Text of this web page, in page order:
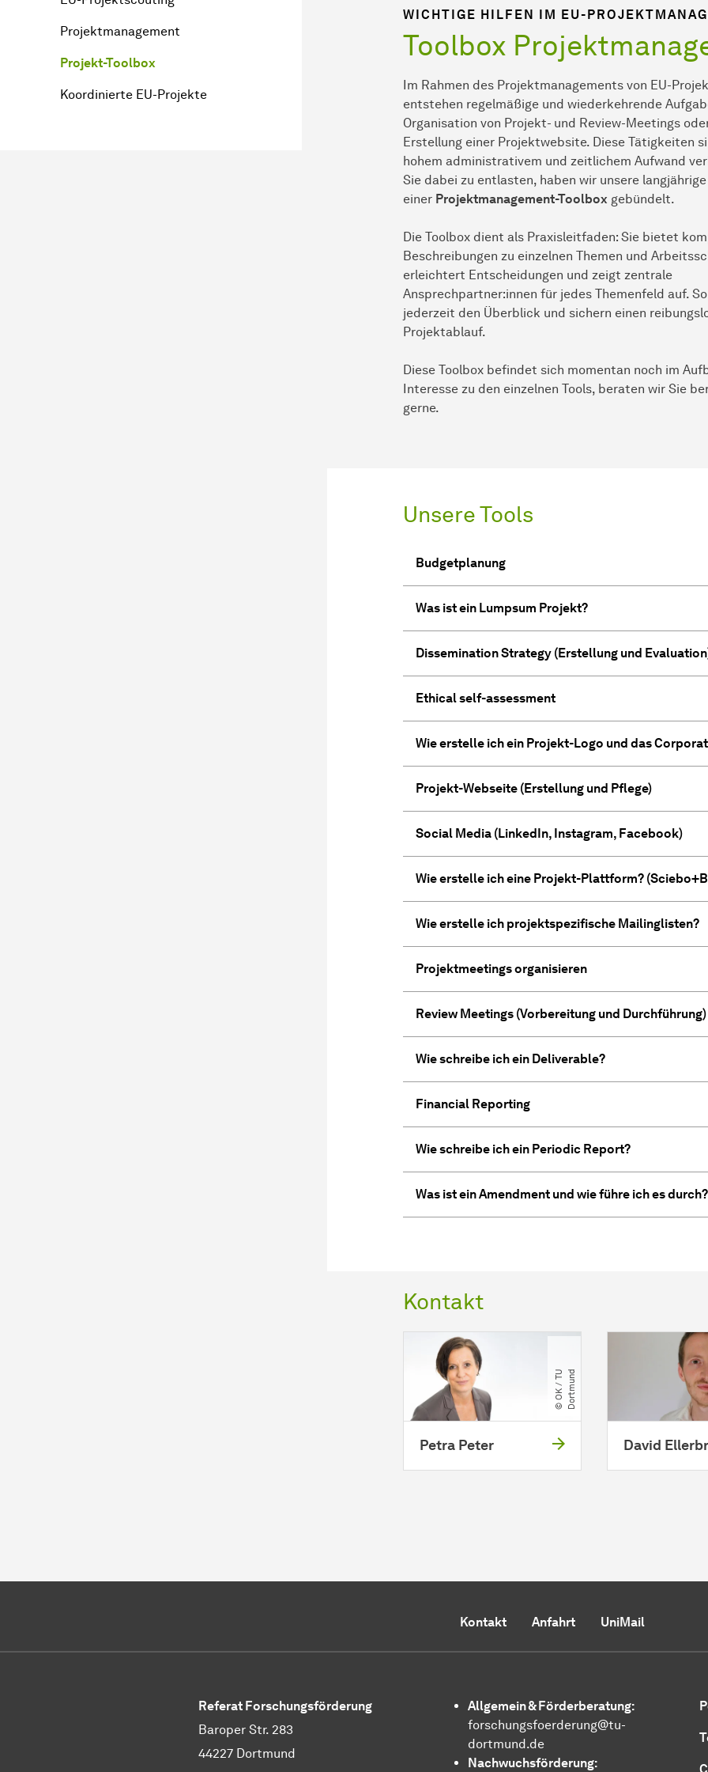
Projektmanagement
Projekt-Toolbox
Koordinierte EU-Projekte
WICHTIGE HILFEN IM EU-
Toolbox
Im Rahmen des Projektmanagements von EU-
entstehen regelmäßige und wiederkehrende
Organisation von Projekt- und Review-Meetings
Erstellung einer Projektwebsite. Diese Tätigkeiten
hohem administrativem und zeitlichem Aufwand
Sie dabei zu entlasten, haben wir unsere
einer Projektmanagement-Toolbox gebündelt.
Die Toolbox dient als Praxisleitfaden: Sie bietet
Beschreibungen zu einzelnen Themen und
erleichtert Entscheidungen und zeigt zentrale
Ansprechpartner:innen für jedes Themenfeld auf.
jederzeit den Überblick und sichern einen
Projektablauf.
Diese Toolbox befindet sich momentan noch im
Interesse zu den einzelnen Tools, beraten wir Sie
gerne.
Unsere Tools
Budgetplanung
Was ist ein Lumpsum Projekt?
Dissemination Strategy (Erstellung und
Ethical self-assessment
Wie erstelle ich ein Projekt-Logo und das
Projekt-Webseite (Erstellung und Pflege)
Social Media (LinkedIn, Instagram, Facebook)
Wie erstelle ich eine Projekt-Plattform?
Wie erstelle ich projektspezifische Mailinglisten?
Projektmeetings organisieren
Review Meetings (Vorbereitung und Durchführung)
Wie schreibe ich ein Deliverable?
Financial Reporting
Wie schreibe ich ein Periodic Report?
Was ist ein Amendment und wie führe ich es durch?
Kontakt
©
O
K
​
/​
T
U
D
o
r
t
m
u
nd
Petra Peter David
Kontakt Anfahrt UniMail
Referat Forschungsförderung
Baroper Str. 283
44227 Dortmund
Allgemein &För­der­be­ra­tung:
forschungsfoerderung@tu-
dortmund.de
Nachwuchsförderung: